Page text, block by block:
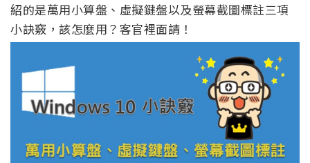
紹的是萬用小算盤、虛擬鍵盤以及螢幕截圖標註三項
小訣竅，該怎麼用？客官裡面請！